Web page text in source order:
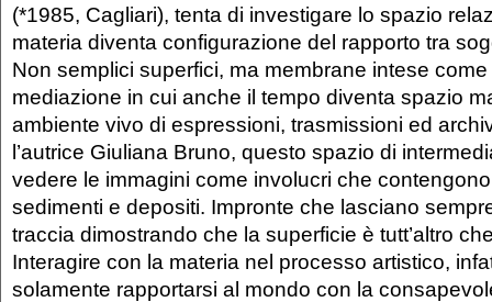
(*1985, Cagliari), tenta di investigare lo spazio
materia diventa configurazione del rapporto tra
Non semplici superfici, ma membrane intese
mediazione in cui anche il tempo diventa spazio
ambiente vivo di espressioni, trasmissioni ed
l’autrice Giuliana Bruno, questo spazio di
vedere le immagini come involucri che
sedimenti e depositi. Impronte che lasciano
traccia dimostrando che la superficie è tutt’altro
Interagire con la materia nel processo artistico,
solamente rapportarsi al mondo con la